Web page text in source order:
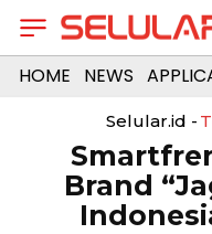
HOME NEWS
Selular.id -
Brand